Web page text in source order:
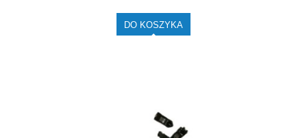
DO KOSZYKA